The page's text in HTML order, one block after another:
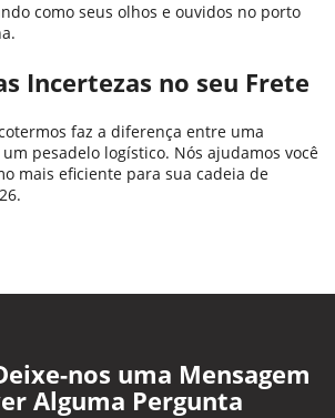
como seus olhos e ouvidos no porto
Incertezas no seu Frete
faz a diferença entre uma
pesadelo logístico. Nós ajudamos você
mais eficiente para sua cadeia de
nos uma Mensagem
Alguma Pergunta